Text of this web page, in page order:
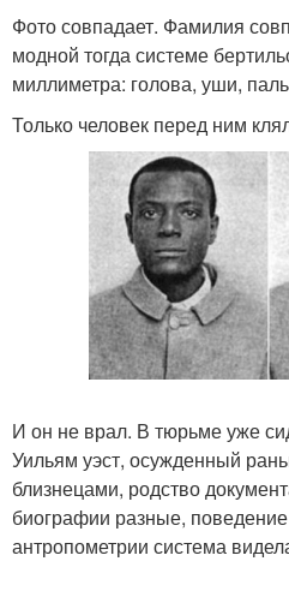
Фото совпадает. Фамилия
модной тогда системе
миллиметра: голова, уши,
Только человек перед ним
И он не врал. В тюрьме уже
Уильям уэст, осужденный
близнецами, родство
биографии разные,
антропометрии система